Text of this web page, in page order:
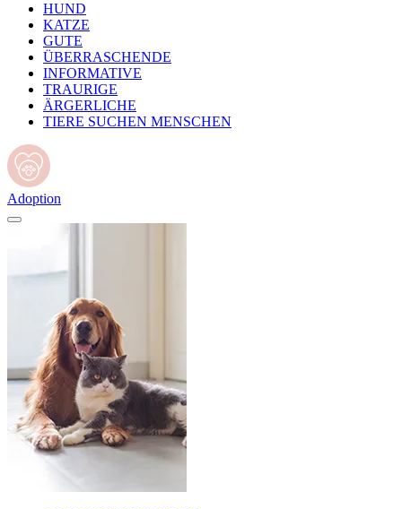
HUND
KATZE
GUTE
ÜBERRASCHENDE
INFORMATIVE
TRAURIGE
ÄRGERLICHE
TIERE SUCHEN MENSCHEN
Adoption